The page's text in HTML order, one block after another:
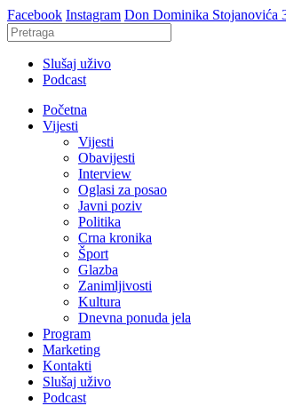
Facebook Instagram Don Dominika Stojanovića
Slušaj uživo
Podcast
Početna
Vijesti
Vijesti
Obavijesti
Interview
Oglasi za posao
Javni poziv
Politika
Crna kronika
Šport
Glazba
Zanimljivosti
Kultura
Dnevna ponuda jela
Program
Marketing
Kontakti
Slušaj uživo
Podcast